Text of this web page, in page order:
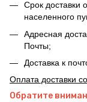
Срок доставки
населенного
Адресная
Почты;
Доставка к
Оплата доставки
Обратите